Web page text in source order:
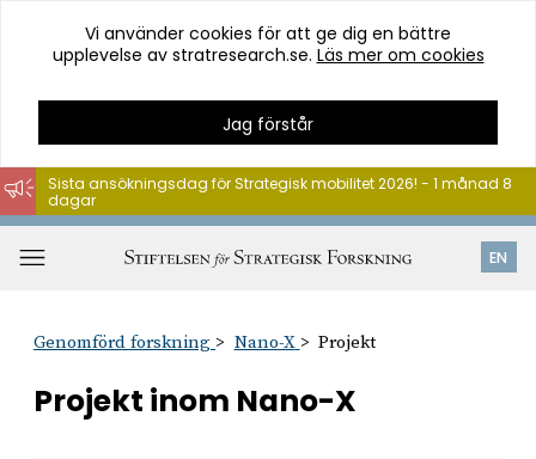
Hoppa
till
innehåll
Vi använder cookies för att ge dig en bättre
upplevelse av stratresearch.se. Läs mer om cookies
Jag förstår
EN
Sista ansökningsdag för Strategisk mobilitet 2026! - 1 månad 8
dagar
Genomförd forskning Nano-X Projekt
Projekt inom Nano-X